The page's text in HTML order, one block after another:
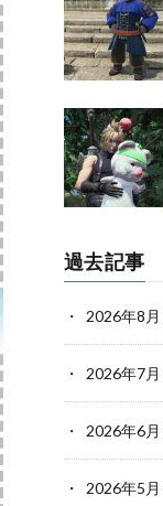
過去記事
2026年8月
2026年7月
2026年6月
2026年5月